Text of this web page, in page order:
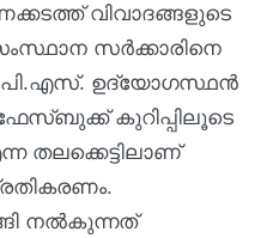
വിവാദങ്ങളുടെ
സർക്കാരിനെ
ഉദ്യോഗസ്ഥന്‍
കുറിപ്പിലൂടെ
തലക്കെട്ടിലാണ്
നല്‍കുന്നത്